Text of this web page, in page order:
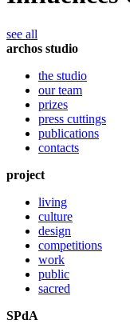
see all
archos studio
the studio
our team
prizes
press cuttings
publications
contacts
project
living
culture
design
competitions
work
public
sacred
SPdA